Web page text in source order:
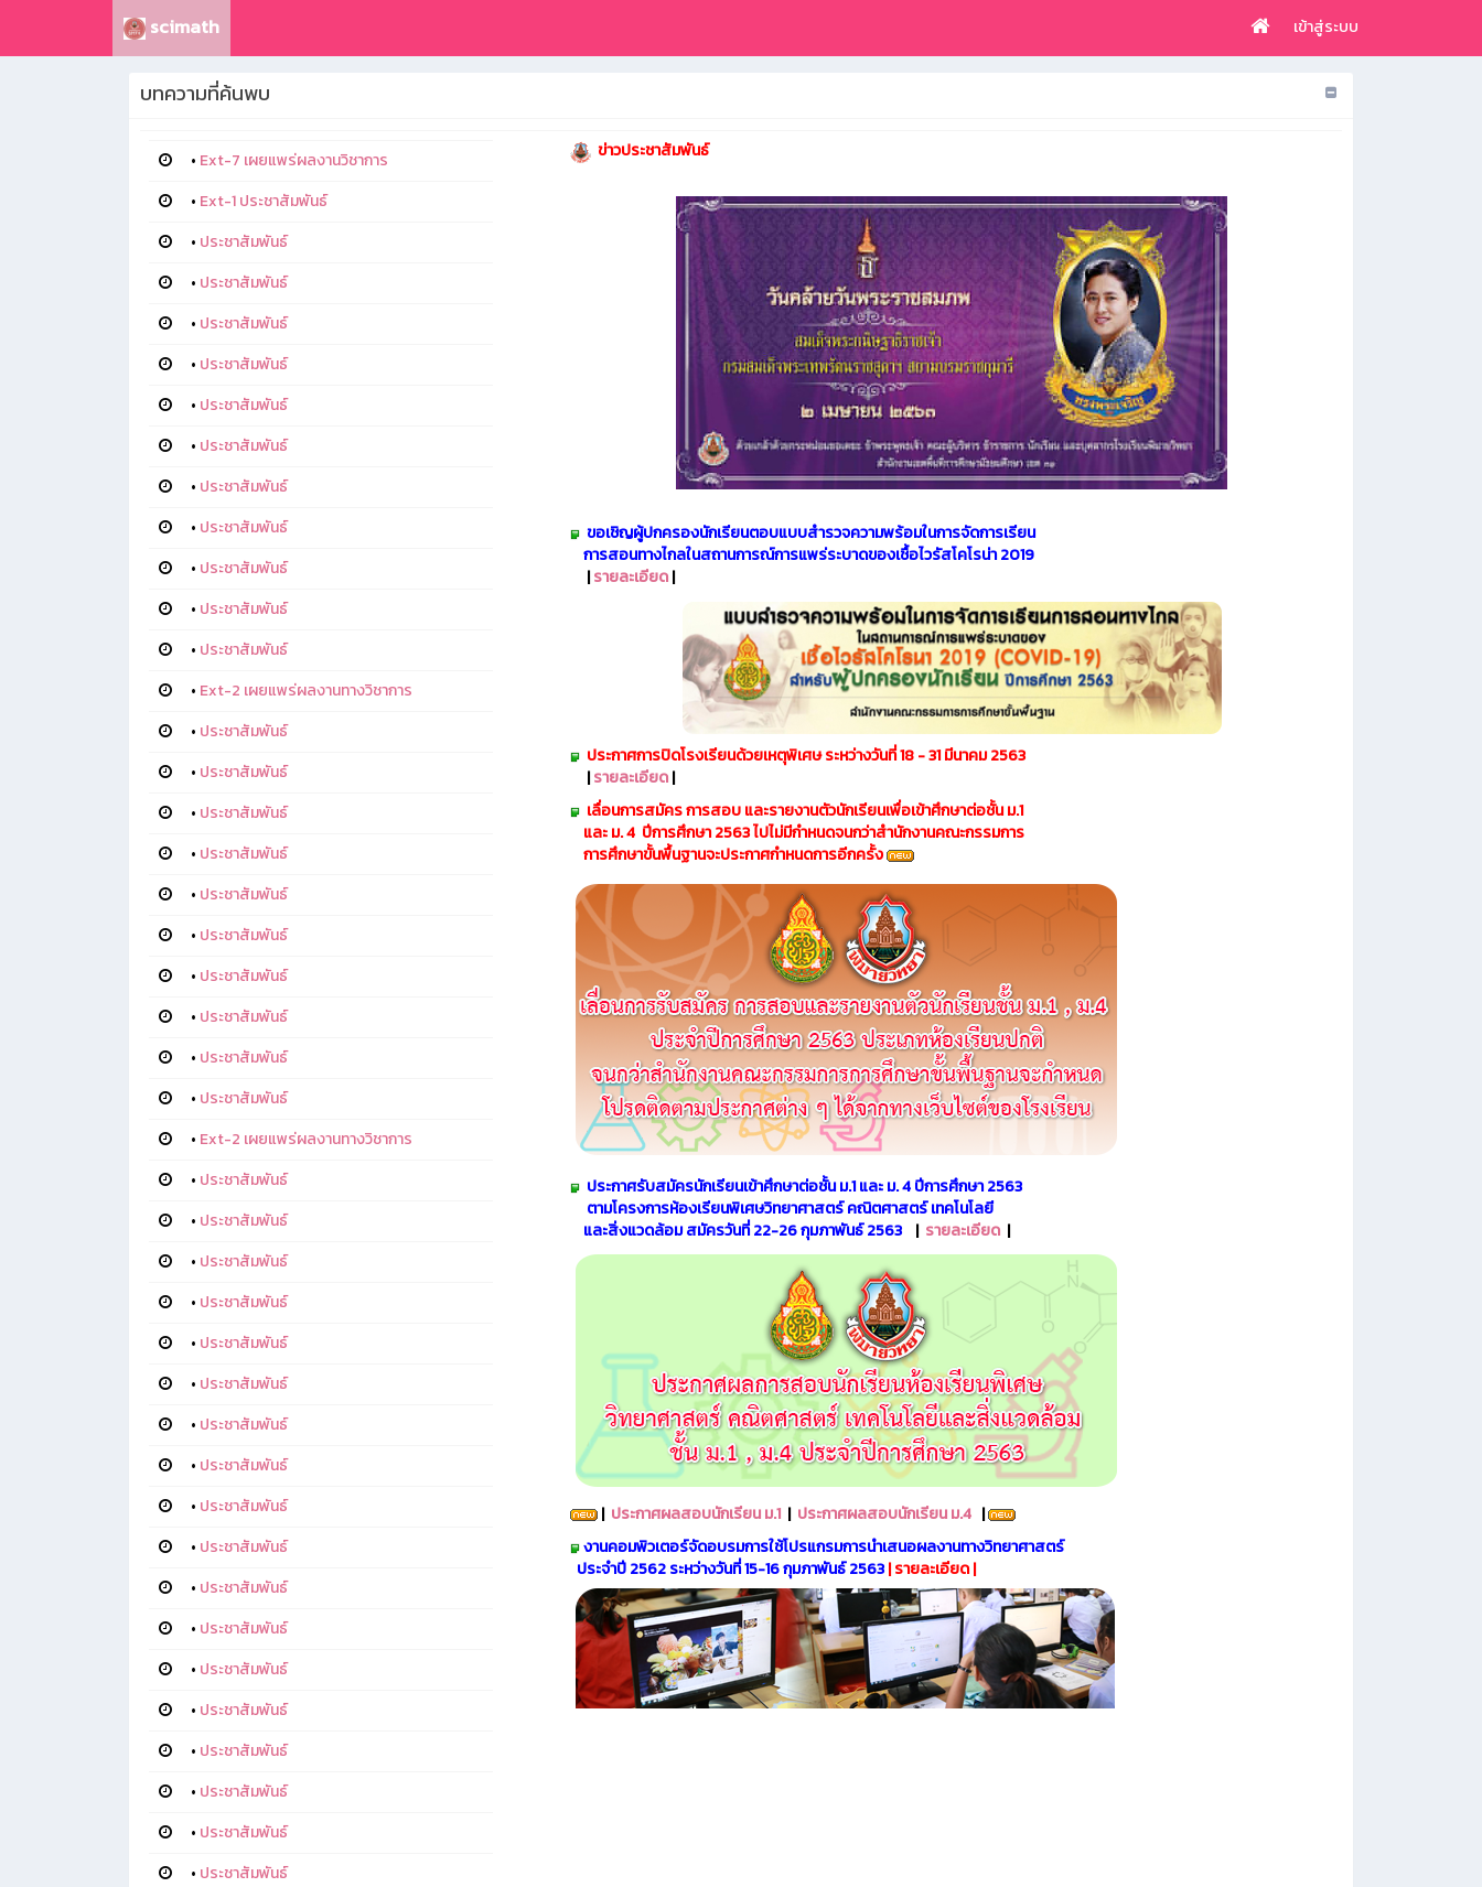
scimath เข้าสู่ระบบ
บทความที่ค้นพบ
• Ext-7 เผยแพร่ผลงานวิชาการ
• Ext-1 ประชาสัมพันธ์
• ประชาสัมพันธ์
• ประชาสัมพันธ์
• ประชาสัมพันธ์
• ประชาสัมพันธ์
• ประชาสัมพันธ์
• ประชาสัมพันธ์
• ประชาสัมพันธ์
• ประชาสัมพันธ์
• ประชาสัมพันธ์
• ประชาสัมพันธ์
• ประชาสัมพันธ์
• Ext-2 เผยแพร่ผลงานทางวิชาการ
• ประชาสัมพันธ์
• ประชาสัมพันธ์
• ประชาสัมพันธ์
• ประชาสัมพันธ์
• ประชาสัมพันธ์
• ประชาสัมพันธ์
• ประชาสัมพันธ์
• ประชาสัมพันธ์
• ประชาสัมพันธ์
• ประชาสัมพันธ์
• Ext-2 เผยแพร่ผลงานทางวิชาการ
• ประชาสัมพันธ์
• ประชาสัมพันธ์
• ประชาสัมพันธ์
• ประชาสัมพันธ์
• ประชาสัมพันธ์
• ประชาสัมพันธ์
• ประชาสัมพันธ์
• ประชาสัมพันธ์
• ประชาสัมพันธ์
• ประชาสัมพันธ์
• ประชาสัมพันธ์
• ประชาสัมพันธ์
• ประชาสัมพันธ์
• ประชาสัมพันธ์
• ประชาสัมพันธ์
• ประชาสัมพันธ์
• ประชาสัมพันธ์
• ประชาสัมพันธ์
ข่าวประชาสัมพันธ์
ขอเชิญผู้ปกครองนักเรียนตอบแบบสำรวจความพร้อมในการจัดการเรียน
การสอนทางไกลในสถานการณ์การแพร่ระบาดของเชื้อไวรัสโคโรน่า 2019
|รายละเอียด|
ประกาศการปิดโรงเรียนด้วยเหตุพิเศษ ระหว่างวันที่ 18 - 31 มีนาคม 2563
|รายละเอียด|
เลื่อนการสมัคร การสอบ และรายงานตัวนักเรียนเพื่อเข้าศึกษาต่อชั้น ม.1
และ ม. 4 ปีการศึกษา 2563 ไปไม่มีกำหนดจนกว่าสำนักงานคณะกรรมการ
การศึกษาขั้นพื้นฐานจะประกาศกำหนดการอีกครั้ง
ประกาศรับสมัครนักเรียนเข้าศึกษาต่อชั้น ม.1 และ ม. 4 ปีการศึกษา 2563
ตามโครงการห้องเรียนพิเศษวิทยาศาสตร์คณิตศาสตร์ เทคโนโลยี
และสิ่งแวดล้อมสมัครวันที่ 22-26 กุมภาพันธ์ 2563 | รายละเอียด |
| ประกาศผลสอบนักเรียน ม.1 | ประกาศผลสอบนักเรียน ม.4 |
งานคอมพิวเตอร์จัดอบรมการใช้โปรแกรมการนำเสนอผลงานทางวิทยาศาสตร์
ประจำปี 2562 ระหว่างวันที่ 15-16 กุมภาพันธ์ 2563|รายละเอียด|